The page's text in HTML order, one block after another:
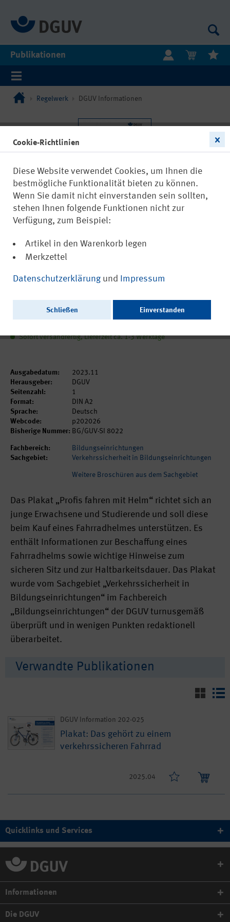
Publikationen
Regelwerk DGUV Informationen
DGUV Information 202-026
Sofort versandfertig, Lieferzeit ca. 1-3 Werktage
Ausgabedatum:
2023.11
Herausgeber:
DGUV
Seitenzahl:
1
Format:
DIN A2
Sprache:
Deutsch
Webcode:
p202026
Bisherige Nummer: BG/GUV-SI 8022
Fachbereich:
Bildungseinrichtungen
Sachgebiet:
Verkehrssicherheit in Bildungseinrichtungen
Weitere Broschüren aus dem Sachgebiet
Das Plakat „Profis fahren mit Helm“ richtet sich an
junge Erwachsene und Studierende und soll diese
beim Kauf eines Fahrradhelmes unterstützen. Es
enthält Informationen zur Beschaffung eines
Fahrradhelms sowie wichtige Hinweise zum
sicheren Sitz und zur Haltbarkeitsdauer. Das Plakat
wurde vom Sachgebiet „Verkehrssicherheit in
Bildungseinrichtungen“ im Fachbereich
„Bildungseinrichtungen“ der DGUV turnusgemäß
überprüft und in wenigen Punkten redaktionell
überarbeitet.
Verwandte Publikationen
DGUV Information 202-025
Plakat: Das gehört zu einem
verkehrssicheren Fahrrad
2025.04
Quicklinks und Services
Informationen
Die DGUV
Cookie-Richtlinien
Diese Website verwendet Cookies, um Ihnen die
bestmögliche Funktionalität bieten zu können.
Wenn Sie damit nicht einverstanden sein sollten,
stehen Ihnen folgende Funktionen nicht zur
Verfügung, zum Beispiel:
Artikel in den Warenkorb legen
Merkzettel
Datenschutzerklärung und Impressum
Schließen Einverstanden